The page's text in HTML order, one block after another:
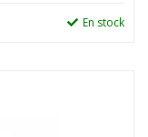
En stock